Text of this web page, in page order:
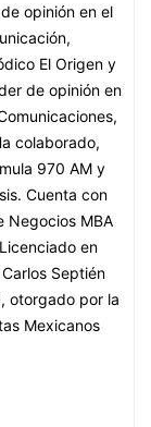
opinión en el
El Origen y
de opinión en
colaborado,
970 AM y
Cuenta con
Negocios MBA
en
Septién
otorgado por la
Mexicanos